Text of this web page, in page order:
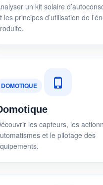
un kit solaire
les principes d’utilisation de
DOMOTIQUE
les capteurs, les
et le pilotage des